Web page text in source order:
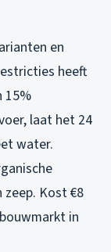
en
heeft
15%
laat het 24
water.
Kost €8
in